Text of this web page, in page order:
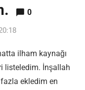
0
ilham kaynağı
listeledim. İnşallah
ekledim en